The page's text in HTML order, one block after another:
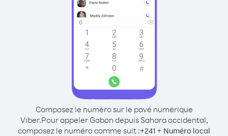
Composez le numéro sur le pavé numérique
Viber.Pour appeler Gabon depuis Sahara occidental,
composez le numéro comme suit :+241 + Numéro local